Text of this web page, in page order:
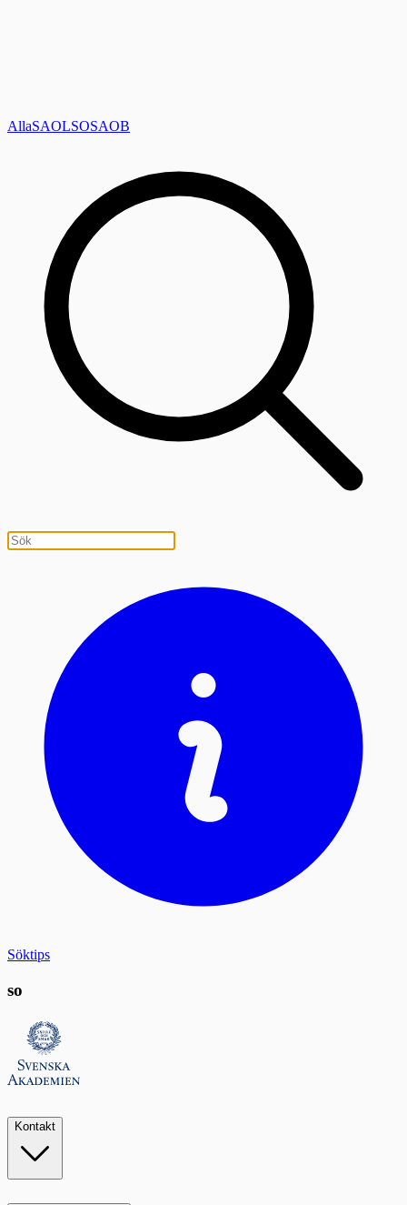
AllaSAOLSOSAOB
Söktips
so
Kontakt